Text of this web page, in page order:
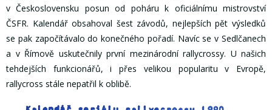
v Československu posun od poháru k oficiálnímu mistrovství
ČSFR. Kalendář obsahoval šest závodů, nejlepších pět výsledků
se pak započítávalo do konečného pořadí. Navíc se v Sedlčanech
a v Římově uskutečnily první mezinárodní rallycrossy. U našich
tehdejších funkcionářů, i přes velikou popularitu v Evropě,
rallycross stále nepatřil k oblibě.